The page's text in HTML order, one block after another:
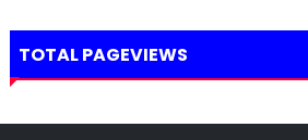
TOTAL PAGEVIEWS